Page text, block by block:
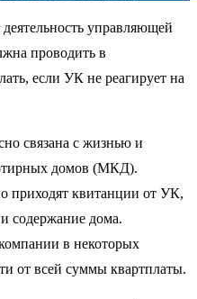
управляющей
проводить в
если УК не реагирует на
связана с жизнью и
домов (МКД).
приходят квитанции от УК,
содержание дома.
в некоторых
от всей суммы квартплаты.